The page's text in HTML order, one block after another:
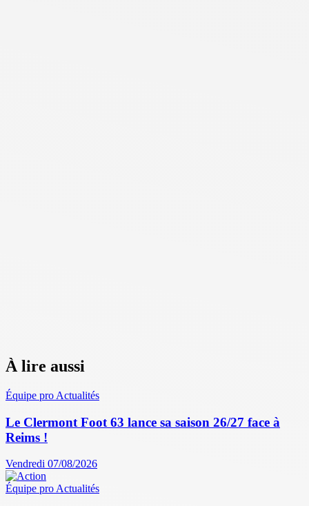
À lire aussi
Équipe pro Actualités
Le Clermont Foot 63 lance sa saison 26/27 face à
Reims !
Vendredi 07/08/2026
Équipe pro Actualités